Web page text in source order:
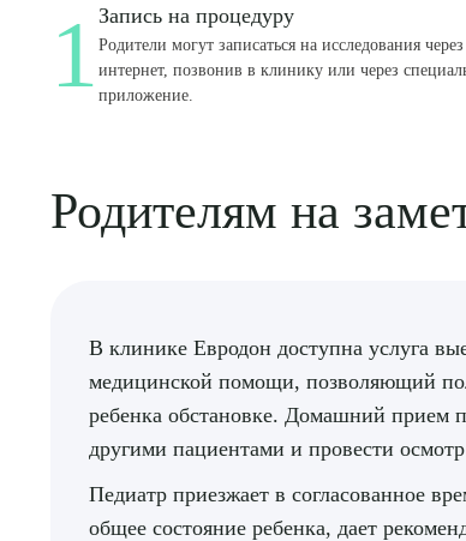
1 Запись на процедуру
Родители могут записаться на исследования через
интернет, позвонив в клинику или через
приложение.
Родителям на
В клинике Евродон доступна услуга
медицинской помощи, позволяющий
ребенка обстановке. Домашний прием
другими пациентами и провести
Педиатр приезжает в согласованное
общее состояние ребенка, дает